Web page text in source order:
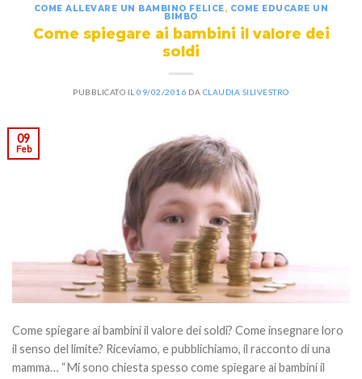
COME ALLEVARE UN BAMBINO FELICE, COME EDUCARE UN
BIMBO
Come spiegare ai bambini il valore dei
soldi
PUBBLICATO IL09/02/2016 DA CLAUDIA SILIVESTRO
09
Feb
Come spiegare ai bambini il valore dei soldi? Come insegnare loro
il senso del limite? Riceviamo, e pubblichiamo, il racconto di una
mamma… “Mi sono chiesta spesso come spiegare ai bambini il